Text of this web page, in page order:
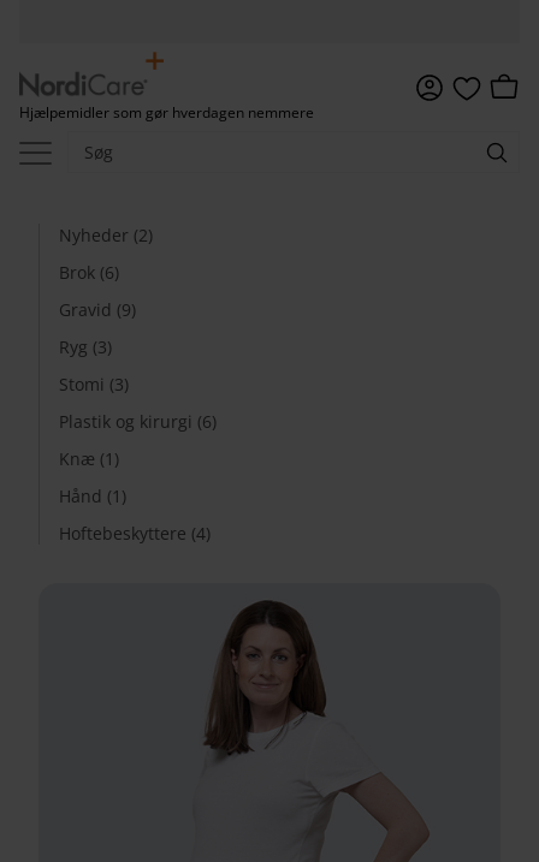
Hjælpemidler som gør hverdagen nemmere
Favoritter
Nyheder (2)
Brok (6)
Gravid (9)
Ryg (3)
Stomi (3)
Plastik og kirurgi (6)
Knæ (1)
Hånd (1)
Hoftebeskyttere (4)